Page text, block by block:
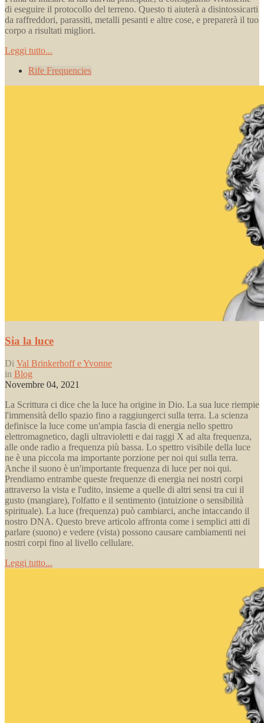
di eseguire il protocollo del terreno. Questo ti aiuterà a disintossicarti
da raffreddori, parassiti, metalli pesanti e altre cose, e preparerà il tuo
corpo a risultati migliori.
Leggi tutto...
Rife Frequencies
Sia la luce
Di Val Brinkerhoff e Yvonne
in Blog
Novembre 04, 2021
La Scrittura ci dice che la luce ha origine in Dio. La sua luce riempie
l'immensità dello spazio fino a raggiungerci sulla terra. La scienza
definisce la luce come un'ampia fascia di energia nello spettro
elettromagnetico, dagli ultravioletti e dai raggi X ad alta frequenza,
alle onde radio a frequenza più bassa. Lo spettro visibile della luce
ne è una piccola ma importante porzione per noi qui sulla terra.
Anche il suono è un'importante frequenza di luce per noi qui.
Prendiamo entrambe queste frequenze di energia nei nostri corpi
attraverso la vista e l'udito, insieme a quelle di altri sensi tra cui il
gusto (mangiare), l'olfatto e il sentimento (intuizione o sensibilità
spirituale). La luce (frequenza) può cambiarci, anche intaccando il
nostro DNA. Questo breve articolo affronta come i semplici atti di
parlare (suono) e vedere (vista) possono causare cambiamenti nei
nostri corpi fino al livello cellulare.
Leggi tutto...